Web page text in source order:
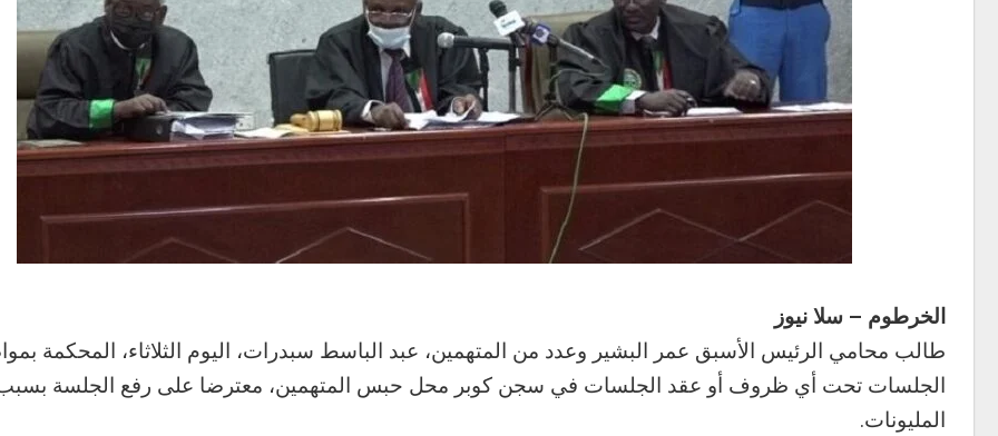
الخرطوم – سلا نيوز
طالب محامي الرئيس الأسبق عمر البشير وعدد من المتهمين، عبد الباسط سبدرات، اليوم الثلاثاء، المحكمة
الجلسات تحت أي ظروف أو عقد الجلسات في سجن كوبر محل حبس المتهمين، معترضا على رفع الجلسة
المليونات.